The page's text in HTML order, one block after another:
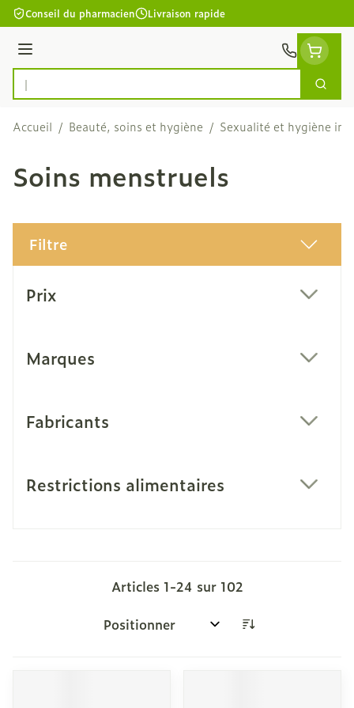
Aller au contenu
Conseil du pharmacien Livraison rapide
Menu
Rechercher
Accueil / Beauté, soins et hygiène / Sexualité et hygiène
Soins menstruels
Filtre
Prix
Marques
Fabricants
Restrictions alimentaires
Articles 1-24 sur 102
Trier par: